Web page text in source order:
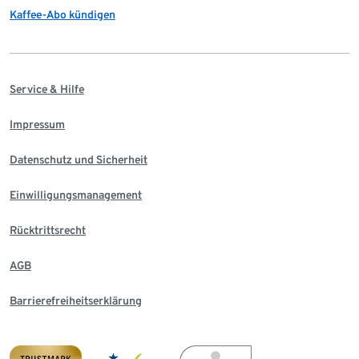
Kaffee-Abo kündigen
Service & Hilfe
Impressum
Datenschutz und Sicherheit
Einwilligungsmanagement
Rücktrittsrecht
AGB
Barrierefreiheitserklärung